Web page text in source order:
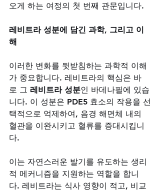
오게 하는 여정의 첫 번째 관문입니다.
레비트라 성분에 담긴 과학, 그리고 이
해
이러한 변화를 뒷받침하는 과학적 이해
가 중요합니다. 레비트라의 핵심은 바
로 그 레비트라 성분인 바데나필에 있습
니다. 이 성분은 PDE5 효소의 작용을 선
택적으로 억제하여, 음경 해면체 내의
혈관을 이완시키고 혈류를 증대시킵니
다.
이는 자연스러운 발기를 유도하는 생리
적 메커니즘을 지원하는 역할을 합니
다. 레비트라는 식사 영향이 적고, 비교